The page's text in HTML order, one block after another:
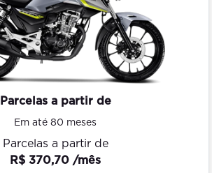
Parcelas a partir de
Em até 80 meses
Parcelas a partir de
R$ 370,70 /mês